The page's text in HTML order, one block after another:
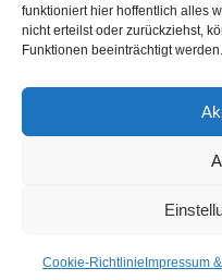
funktioniert hier hoffentlich alles
nicht erteilst oder zurückziehst,
Funktionen beeinträchtigt werden.
Cookie-Richtlinie Impressum
Netzwelt
Rezepte